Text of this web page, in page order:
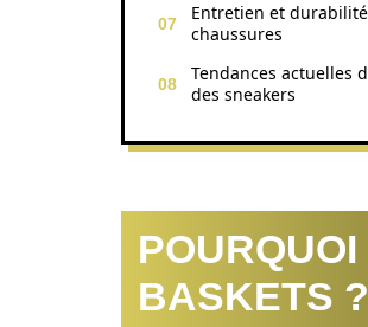
Entretien et
chaussures
Tendances actuelles
des sneakers
BASKETS ?